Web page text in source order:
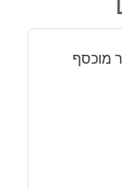
מוכסף